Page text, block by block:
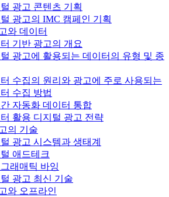
광고 콘텐츠 기획
광고의 IMC 캠페인 기획
와 데이터
기반 광고의 개요
광고에 활용되는 데이터의 유형 및 종
수집의 원리와 광고에 주로 사용되는
수집 방법
자동화 데이터 통합
활용 디지털 광고 전략
의 기술
광고 시스템과 생태계
애드테크
래매틱 바잉
광고 최신 기술
와 오프라인